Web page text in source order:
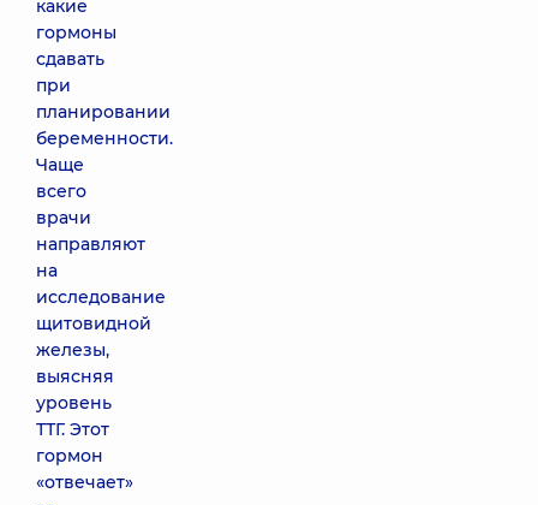
какие
гормоны
сдавать
при
планировании
беременности.
Чаще
всего
врачи
направляют
на
исследование
щитовидной
железы,
выясняя
уровень
ТТГ. Этот
гормон
«отвечает»